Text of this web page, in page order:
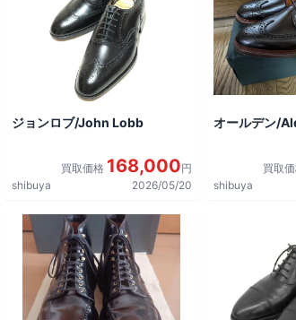
ジョンロブ/John Lobb
買取価格 168,000円
shibuya
2026/05/20
オールデン/
買取
shibuya